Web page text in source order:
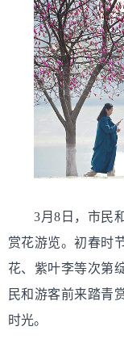
3月8日，市民
赏花游览。初春时
花、紫叶李等次第
民和游客前来踏青
时光。